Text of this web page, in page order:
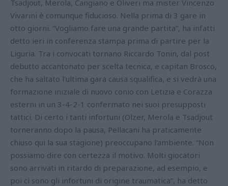
Tsadjout, Merola, Cangiano e Oliveri ma mister Vincenzo
Vivarini è comunque fiducioso. Nella prima di 3 gare in
otto giorni. “Vogliamo fare una grande partita”, ha infatti
detto ieri in conferenza stampa prima di partire per la
Liguria. Tra i convocati tornano Riccardo Tonin, dal post
debutto accantonato per scelta tecnica, e capitan Brosco,
che ha saltato l'ultima gara causa squalifica, e si vedrà una
formazione iniziale di nuovo conio con Letizia e Corazza
esterni in un 3-4-2-1 confermato nei suoi presupposti
tattici. Di certo i tanti infortuni (Olzer, Merola e Tsadjout
torneranno dopo la pausa, Pellacani ha praticamente
chiuso qui la sua stagione) preoccupano l'ambiente. “Non
possiamo dire con certezza il motivo. Molti giocatori
sono arrivati in ritardo di preparazione, ad esempio, e
poi ci sono gli infortuni di origine traumatica”, ha detto